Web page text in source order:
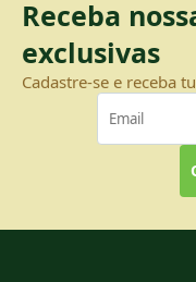
Receba
exclusivas
Cadastre-se e receba